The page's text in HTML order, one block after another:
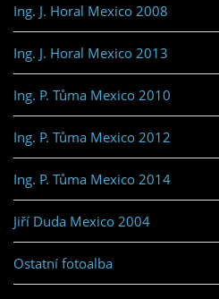
Ing. J. Horal Mexico 2008
Ing. J. Horal Mexico 2013
Ing. P. Tůma Mexico 2010
Ing. P. Tůma Mexico 2012
Ing. P. Tůma Mexico 2014
Jiří Duda Mexico 2004
Ostatní fotoalba